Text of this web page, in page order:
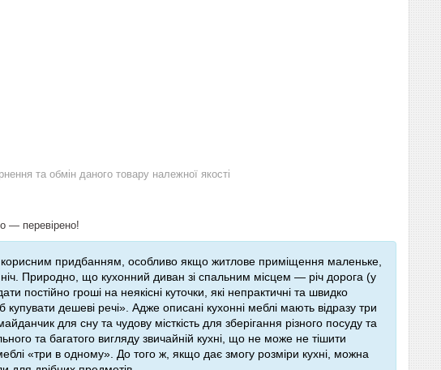
та обмін даного товару належної якості
— перевірено!
придбанням, особливо якщо житлове приміщення маленьке,
ніч. Природно, що кухонний диван зі спальним місцем — річ дорога (у
гроші на неякісні куточки, які непрактичні та швидко
дешеві речі». Адже описані кухонні меблі мають відразу три
для сну та чудову місткість для зберігання різного посуду та
та багатого вигляду звичайній кухні, що не може не тішити
«три в одному». До того ж, якщо дає змогу розміри кухні, можна